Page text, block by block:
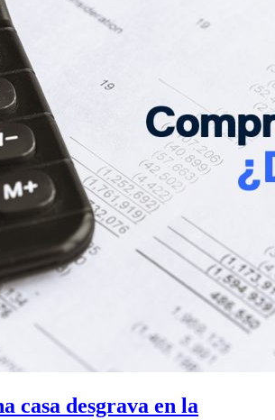
casa desgrava en la